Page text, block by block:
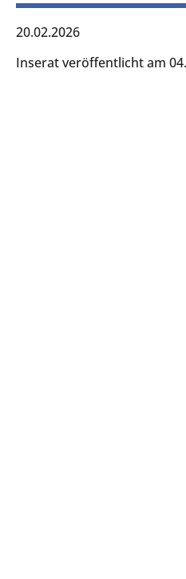
20.02.2026
Inserat veröffentlicht am